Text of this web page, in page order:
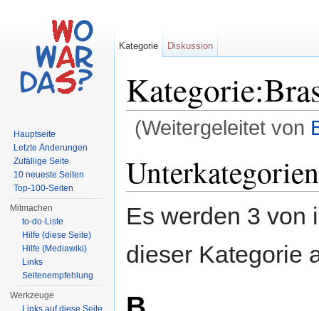
(Weitergeleitet von
Unterkategorien
Es werden 3 von
dieser Kategorie
Kategorie Diskussion
Hauptseite
Letzte Änderungen
Zufällige Seite
10 neueste Seiten
Top-100-Seiten
Mitmachen
to-do-Liste
Hilfe (diese Seite)
Hilfe (Mediawiki)
Links
Seitenempfehlung
Werkzeuge
Links auf diese Seite